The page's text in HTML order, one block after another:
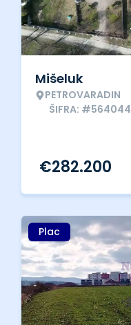
Mišeluk
PETROVARADIN
ŠIFRA: #564044
€282.200
Plac